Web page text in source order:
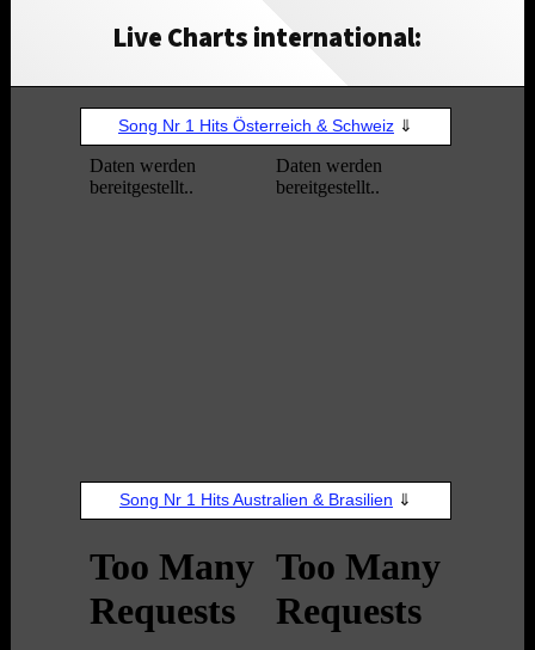
Live Charts international: